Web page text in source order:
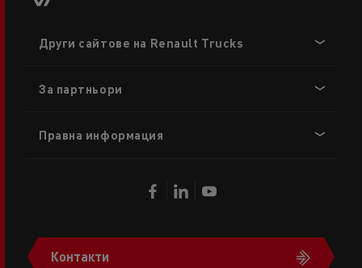
menu
Други сайтове на Renault Trucks
За партньори
Правна информация
Контакти